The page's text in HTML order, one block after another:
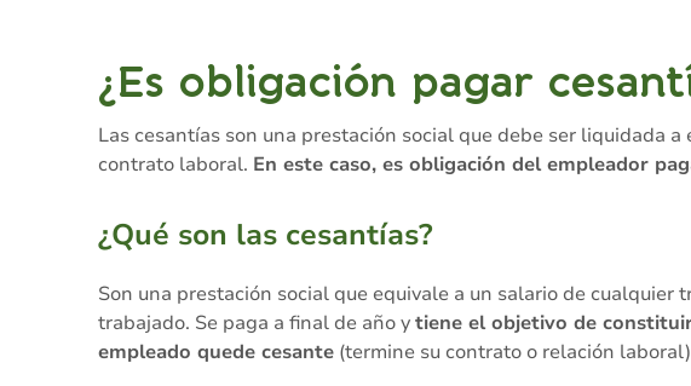
¿Es obligación pagar
Las cesantías son una prestación social que debe ser liquidada
contrato laboral. En este caso, es obligación del empleador
¿Qué son las cesantías?
Son una prestación social que equivale a un salario de
trabajado. Se paga a final de año ytiene el objetivo de
empleado quede cesante (termine su contrato o relación